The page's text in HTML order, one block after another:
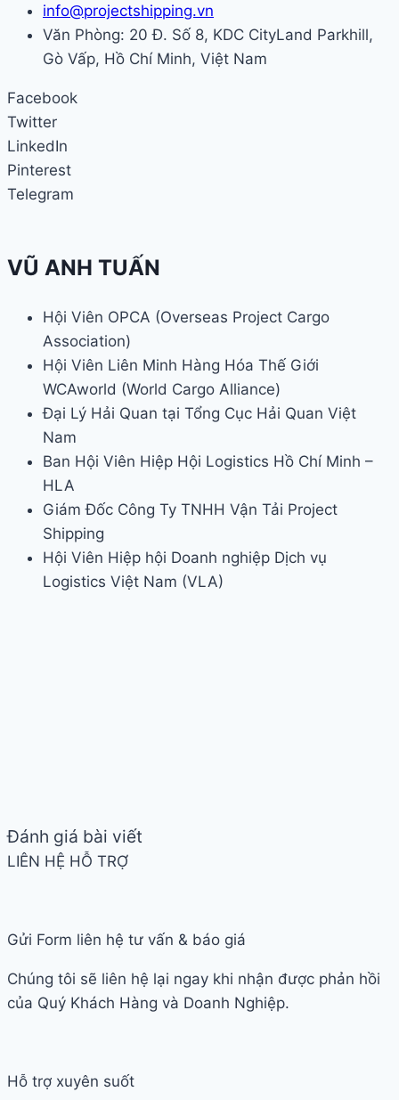
info@projectshipping.vn
Văn Phòng: 20 Đ. Số 8, KDC CityLand Parkhill,
Gò Vấp, Hồ Chí Minh, Việt Nam
Facebook
Twitter
LinkedIn
Pinterest
Telegram
VŨ ANH TUẤN
Hội Viên OPCA (Overseas Project Cargo
Association)
Hội Viên Liên Minh Hàng Hóa Thế Giới
WCAworld (World Cargo Alliance)
Đại Lý Hải Quan tại Tổng Cục Hải Quan Việt
Nam
Ban Hội Viên Hiệp Hội Logistics Hồ Chí Minh –
HLA
Giám Đốc Công Ty TNHH Vận Tải Project
Shipping
Hội Viên Hiệp hội Doanh nghiệp Dịch vụ
Logistics Việt Nam (VLA)
Đánh giá bài viết
LIÊN HỆ HỖ TRỢ
Gửi Form liên hệ tư vấn & báo giá
Chúng tôi sẽ liên hệ lại ngay khi nhận được phản hồi
của Quý Khách Hàng và Doanh Nghiệp.
Hỗ trợ xuyên suốt